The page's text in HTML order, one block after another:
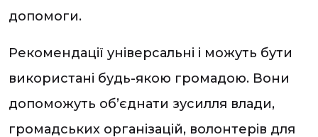
допомоги.
Рекомендації універсальні і можуть бути
використані будь-якою громадою. Вони
допоможуть об’єднати зусилля влади,
громадських організацій, волонтерів для